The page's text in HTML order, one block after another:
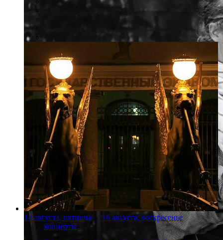
14 августа, пятница - 16 августа, воскресенье
концерты